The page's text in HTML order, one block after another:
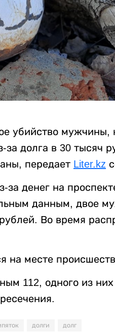
убийство мужчины,
долга в 30 тысяч
передает Liter.kz
денег на
данным, двое
Во время
на месте
112, одного из
долги долг